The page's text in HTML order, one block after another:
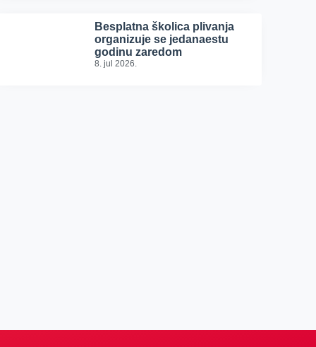
Besplatna školica plivanja
organizuje se jedanaestu
godinu zaredom
8. jul 2026.